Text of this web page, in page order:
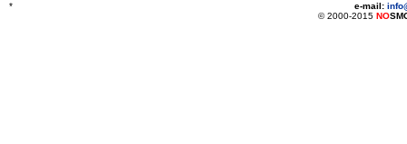
* e-mail:
© 2000-2015 NO